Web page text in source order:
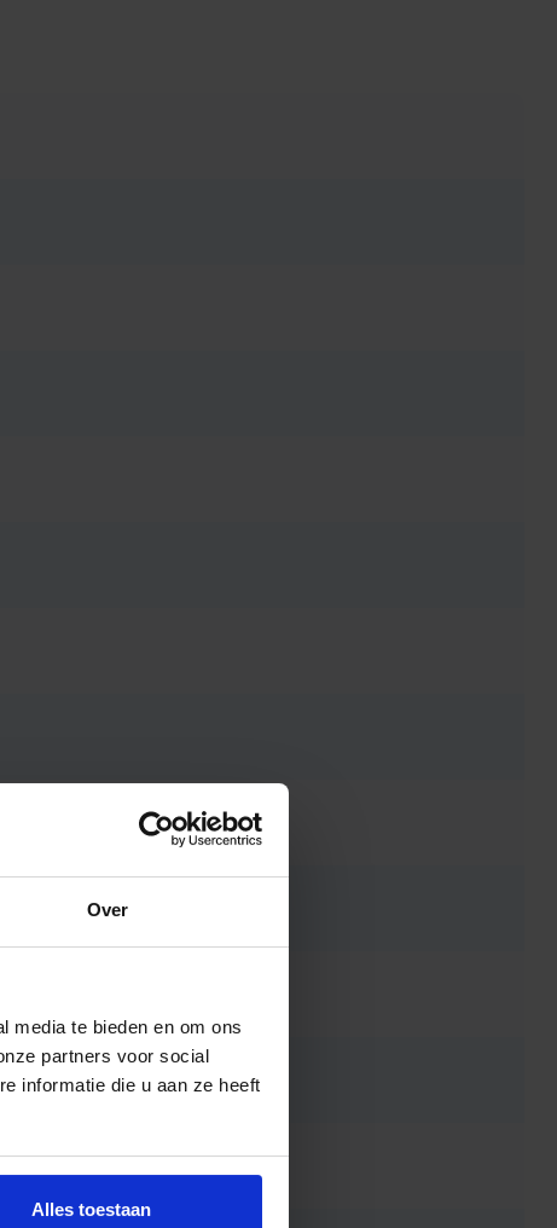
Over
media te bieden en om ons
partners voor social
informatie die u aan ze heeft
Alles toestaan